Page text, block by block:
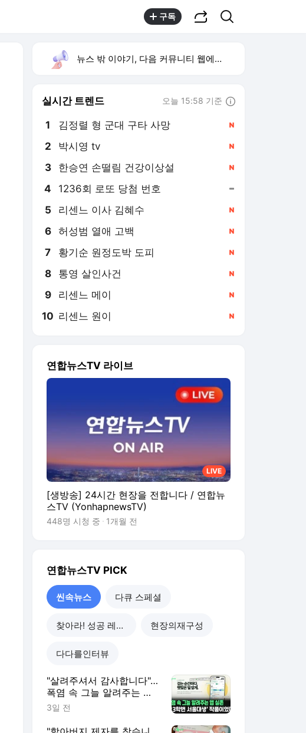
구독
뉴스 밖 이야기, 다음 커뮤니티 웹에서 보기
실시간 트렌드 오늘 15:58 기준
1 김정렬 형 군대 구타 사망
2 박시영 tv
4 1236회 로또 당첨 번호
5 리센느 이사 김혜수
6 허성범 열애 고백
7 황기순 원정도박 도피
8 통영 살인사건
9 리센느 메이
10 리센느 원이
연합뉴스TV 라이브
LIVE
[생방송] 24시간 현장을 전합니다 / 연합뉴
스TV (YonhapnewsTV)
448명 시청 중 1개월 전
연합뉴스TV PICK
씬속뉴스 다큐 스페셜
찾아라! 성공 레시피 현장의재구성
다다를인터뷰
"살려주셔서 감사합니다"…
폭염 속 그늘 알려주는 앱
실존 [씬속뉴스]
3일 전